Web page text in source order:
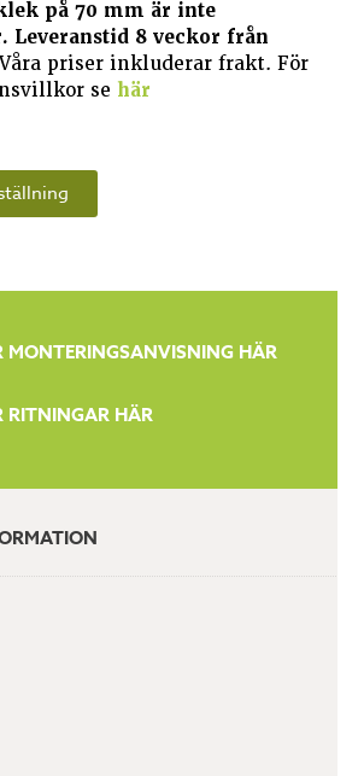
på 70 mm är inte
Leveranstid 8 veckor från
priser inkluderar frakt. För
sehär
MONTERINGSANVISNING HÄR
RITNINGAR HÄR